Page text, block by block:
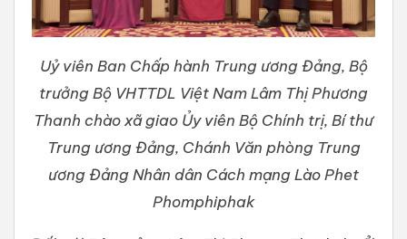
Uỷ viên Ban Chấp hành Trung ương Đảng, Bộ
trưởng Bộ VHTTDL Việt Nam Lâm Thị Phương
Thanh chào xã giao Ủy viên Bộ Chính trị, Bí thư
Trung ương Đảng, Chánh Văn phòng Trung
ương Đảng Nhân dân Cách mạng Lào Phet
Phomphiphak